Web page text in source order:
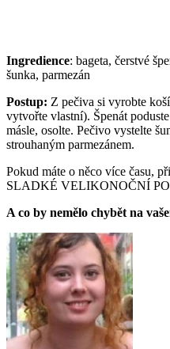
Ingredience: bageta, čerstvé
šunka, parmezán
Postup: Z pečiva si vyrobte
vytvořte vlastní). Špenát
másle, osolte. Pečivo vystelte
strouhaným parmezánem.
Pokud máte o něco více času,
SLADKÉ VELIKONOČNÍ
A co by nemělo chybět na